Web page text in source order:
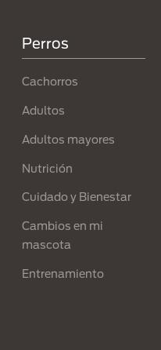
Perros
Cachorros
Adultos
Adultos mayores
Nutrición
Cuidado y Bienestar
Cambios en mi
mascota
Entrenamiento